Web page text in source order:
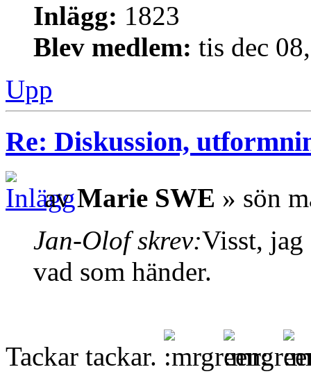
Inlägg: 1823
Blev medlem: tis dec
Upp
Re: Diskussion,
avMarie SWE » sön
Jan-Olof skrev:Visst,
vad som händer.
Tackar tackar.